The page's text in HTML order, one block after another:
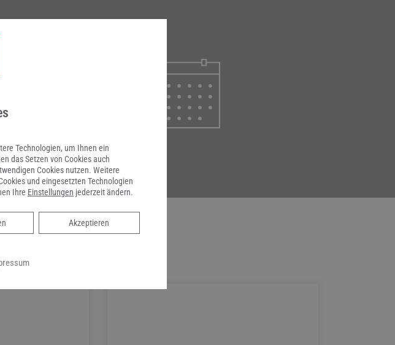
Technologien, um Ihnen ein
das Setzen von Cookies auch
Cookies nutzen. Weitere
und eingesetzten Technologien
Ihre Einstellungen jederzeit ändern.
Akzeptieren